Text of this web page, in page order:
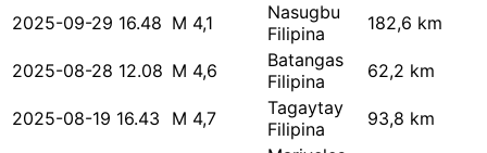
2025-09-29 16.48 M 4,1
Nasugbu
Filipina
182,6 km
2025-08-28 12.08 M 4,6
Batangas
Filipina
62,2 km
2025-08-19 16.43 M 4,7
Tagaytay
Filipina
93,8 km